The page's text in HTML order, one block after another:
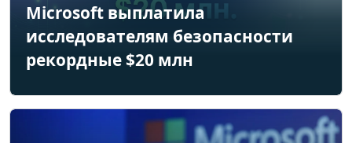
Microsoft выплатила
исследователям безопасности
рекордные $20 млн